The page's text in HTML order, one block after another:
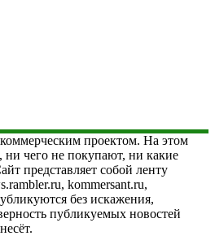
проектом. На этом
ни чего не покупают, ни какие
представляет собой ленту
kommersant.ru,
без искажения,
публикуемых новостей